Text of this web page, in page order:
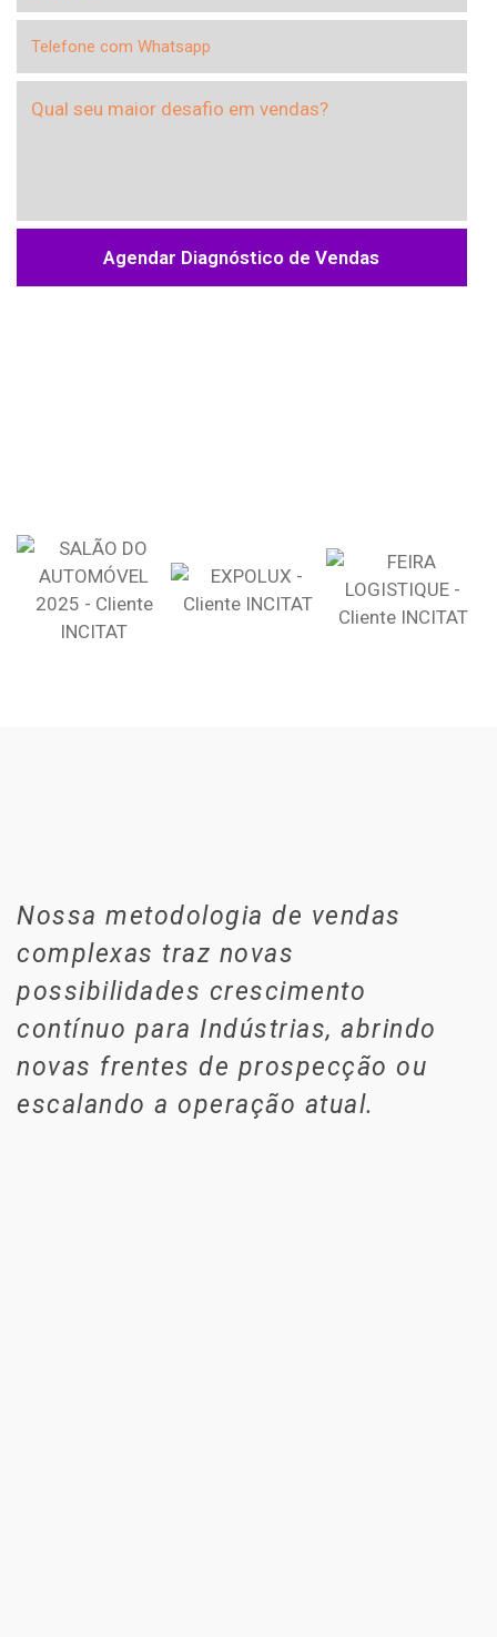
Agendar Diagnóstico de Vendas
Nossa metodologia de vendas
complexas traz novas
possibilidades crescimento
contínuo para Indústrias, abrindo
novas frentes de prospecção ou
escalando a operação atual.